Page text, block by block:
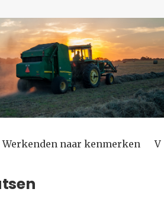
Werkenden naar kenmerken